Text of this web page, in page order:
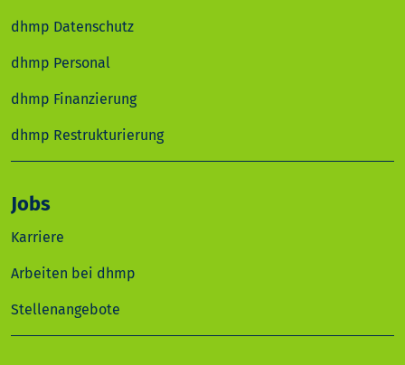
dhmp Datenschutz
dhmp Personal
dhmp Finanzierung
dhmp Restrukturierung
Jobs
Karriere
Arbeiten bei dhmp
Stellenangebote